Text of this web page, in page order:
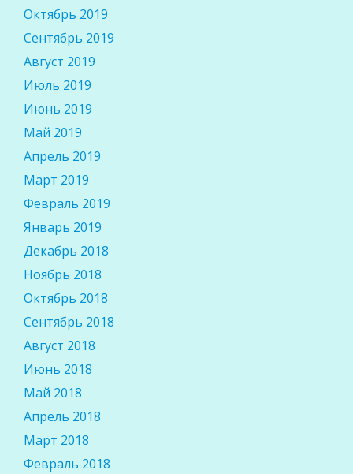
Октябрь 2019
Сентябрь 2019
Август 2019
Июль 2019
Июнь 2019
Май 2019
Апрель 2019
Март 2019
Февраль 2019
Январь 2019
Декабрь 2018
Ноябрь 2018
Октябрь 2018
Сентябрь 2018
Август 2018
Июнь 2018
Май 2018
Апрель 2018
Март 2018
Февраль 2018